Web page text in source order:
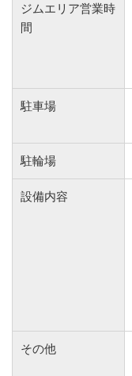
ジムエリア営業時
間
駐車場
駐輪場
設備内容
その他